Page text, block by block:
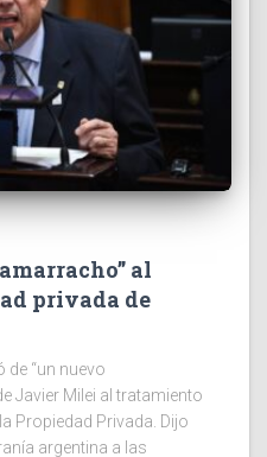
al
privada de
de “un nuevo
Javier Milei al tratamiento
Propiedad Privada. Dijo
argentina a las